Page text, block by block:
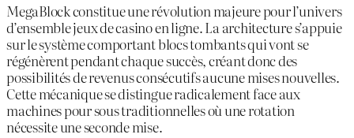
MegaBlock constitue une révolution majeure pour l’univers
d’ensemble jeux de casino en ligne. La architecture s’appuie
sur le système comportant blocs tombants qui vont se
régénèrent pendant chaque succès, créant donc des
possibilités de revenus consécutifs aucune mises nouvelles.
Cette mécanique se distingue radicalement face aux
machines pour sous traditionnelles où une rotation
nécessite une seconde mise.